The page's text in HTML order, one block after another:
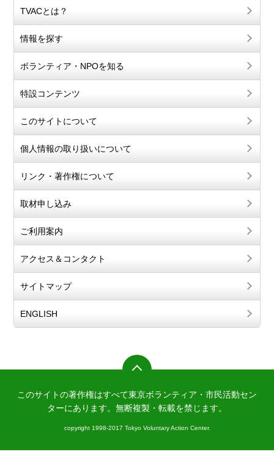
TVACとは？
情報を探す
ボランティア・NPOを知る
特設コンテンツ
このサイトについて
個人情報の取り扱いについて
リンク・著作権について
取材申し込み
ご利用案内
アクセス＆コンタクト
サイトマップ
ENGLISH
このサイトの著作権はすべて東京ボランティア・市民活動セン
ターにあります。 無断複製・転載を禁じます。
copyright 1998-2017 Tokyo Voluntary Action Center.